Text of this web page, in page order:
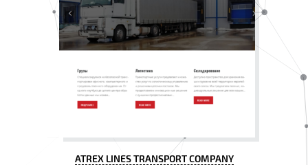
ATREX LINES TRANSPORT COMPANY